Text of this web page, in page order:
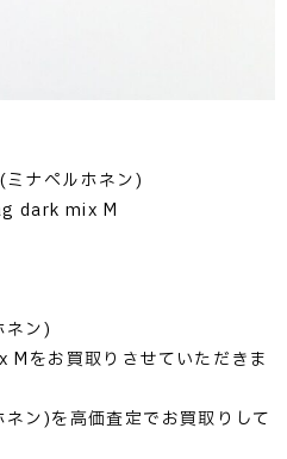
ナペルホネン)
dark mix M
ン)
をお買取りさせていただきま
ン)を高価査定でお買取りして